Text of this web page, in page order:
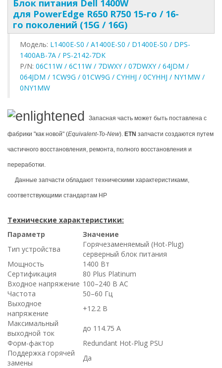
Блок питания Dell 1400W
для PowerEdge R650 R750 15-го / 16-
го поколений (15G / 16G)
Модель: L1400E-S0 / A1400E-S0 / D1400E-S0 / DPS-
1400AB-7A / PS-2142-7DK
P/N: 06C11W / 6C11W / 7DWXY / 07DWXY / 64JDM /
064JDM / 1CW9G / 01CW9G / CYHHJ / 0CYHHJ / NY1MW /
0NY1MW
Запасная часть может быть поставлена с
фабрики "как новой" (Equivalent-To-New). ETN запчасти создаются путем
частичного восстановления, ремонта, полного восстановления и
переработки.
Данные запчасти обладают техническими характеристиками,
соответствующими стандартам HP
Технические характеристики:
Параметр
Значение
Тип устройства
Горячезаменяемый (Hot-Plug)
серверный блок питания
Мощность
1400 Вт
Сертификация
80 Plus Platinum
Входное напряжение 100–240 В AC
Частота
50–60 Гц
Выходное
напряжение
+12.2 В
Максимальный
выходной ток
до 114.75 А
Форм-фактор
Redundant Hot-Plug PSU
Поддержка горячей
замены
Да